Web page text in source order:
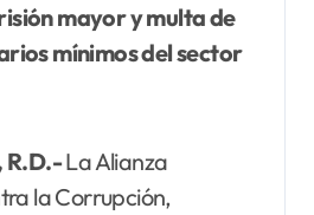
mayor y multa de
mínimos del sector
R.D.-La Alianza
la Corrupción,